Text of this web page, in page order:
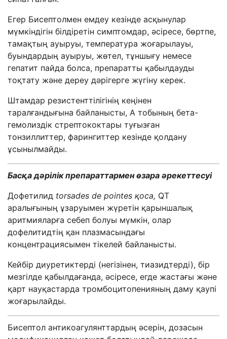
Егер Бисептолмен емдеу кезінде асқынулар
мүмкіндігін білдіретін симптомдар, әсіресе, бөртпе,
тамақтың ауыруы, температура жоғарылауы,
буындардың ауыруы, жөтел, тұншығу немесе
гепатит пайда болса, препаратты қабылдауды
тоқтату және дереу дәрігерге жүгіну керек.
Штамдар резистенттілігінің кеңінен
таралғандығына байланысты, А тобының бета-
гемолиздік стрептококтары туғызған
тонзиллиттер, фарингиттер кезінде қолдану
ұсынылмайды.
Басқа дәрілік препараттармен өзара әрекеттесуі
Дофетилид torsades de рointes қоса, QT
аралығының ұзаруымен жүретін қарыншалық
аритмияларға себеп болуы мүмкін, олар
дофелитидтің қан плазмасындағы
концентрациясымен тікелей байланысты.
Кейбір диуретиктерді (негізінен, тиазидтерді), бір
мезгілде қабылдағанда, әсіресе, егде жастағы және
қарт науқастарда тромбоцитопенияның даму қаупі
жоғарылайды.
Бисептол антикоагулянттардың әсерін, дозасын